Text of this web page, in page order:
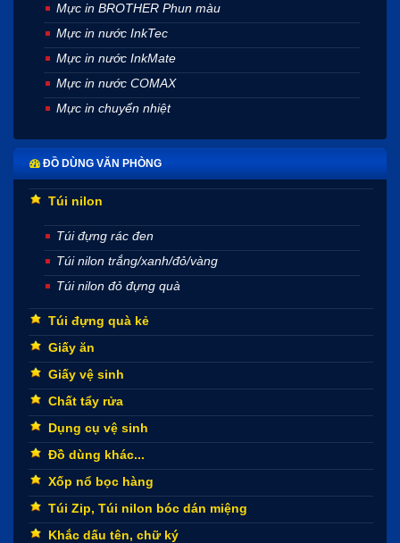
Mực in BROTHER Phun màu
Mực in nước InkTec
Mực in nước InkMate
Mực in nước COMAX
Mực in chuyển nhiệt
ĐỒ DÙNG VĂN PHÒNG
Túi nilon
Túi đựng rác đen
Túi nilon trắng/xanh/đỏ/vàng
Túi nilon đỏ đựng quà
Túi đựng quà kẻ
Giấy ăn
Giấy vệ sinh
Chất tẩy rửa
Dụng cụ vệ sinh
Đồ dùng khác...
Xốp nổ bọc hàng
Túi Zip, Túi nilon bóc dán miệng
Khắc dấu tên, chữ ký